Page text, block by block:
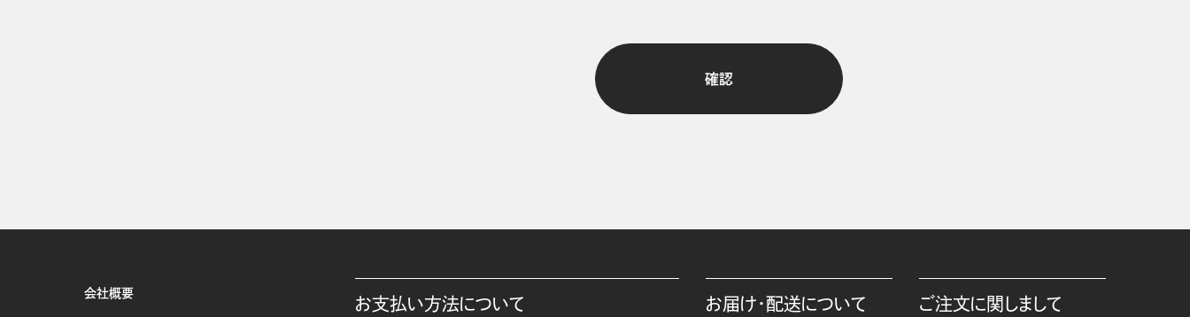
会社概要
お支払い方法について お届け・配送について ご注文に関しまして